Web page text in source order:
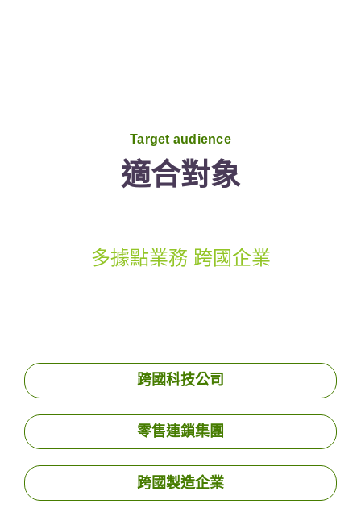
Target audience
適合對象
多據點業務 跨國企業
跨國科技公司
零售連鎖集團
跨國製造企業